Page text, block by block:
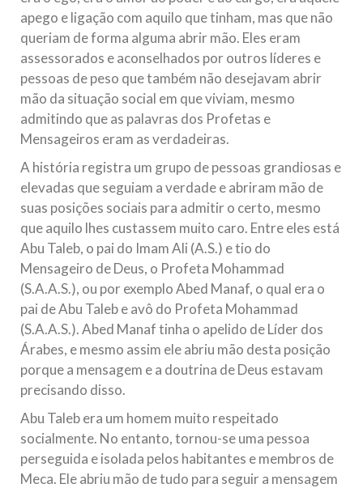
apego e ligação com aquilo que tinham, mas que não
queriam de forma alguma abrir mão. Eles eram
assessorados e aconselhados por outros líderes e
pessoas de peso que também não desejavam abrir
mão da situação social em que viviam, mesmo
admitindo que as palavras dos Profetas e
Mensageiros eram as verdadeiras.
A história registra um grupo de pessoas grandiosas e
elevadas que seguiam a verdade e abriram mão de
suas posições sociais para admitir o certo, mesmo
que aquilo lhes custassem muito caro. Entre eles está
Abu Taleb, o pai do Imam Ali (A.S.) e tio do
Mensageiro de Deus, o Profeta Mohammad
(S.A.A.S.), ou por exemplo Abed Manaf, o qual era o
pai de Abu Taleb e avô do Profeta Mohammad
(S.A.A.S.). Abed Manaf tinha o apelido de Líder dos
Árabes, e mesmo assim ele abriu mão desta posição
porque a mensagem e a doutrina de Deus estavam
precisando disso.
Abu Taleb era um homem muito respeitado
socialmente. No entanto, tornou-se uma pessoa
perseguida e isolada pelos habitantes e membros de
Meca. Ele abriu mão de tudo para seguir a mensagem